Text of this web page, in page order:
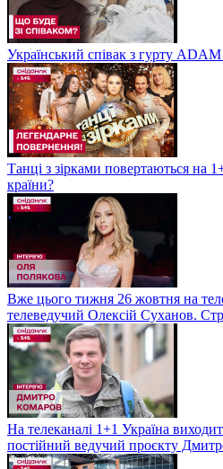
Український співак з гурту
Танці з зірками повертаються на
країни?
Вже цього тижня 26 жовтня на
телеведучий Олексій Суханов.
На телеканалі 1+1 Україна
постійний ведучий проєкту